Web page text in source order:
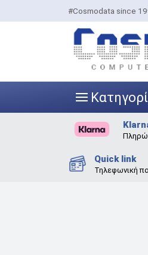
#Cosmodata since
|||
Quick link
Τηλεφωνική